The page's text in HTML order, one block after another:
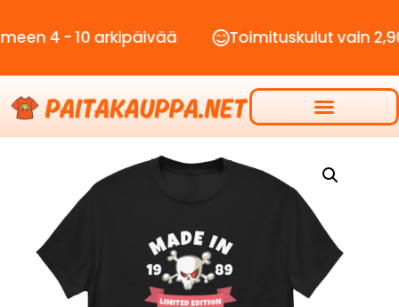
- 10 arkipäivää Toimituskulut vain 2,90€